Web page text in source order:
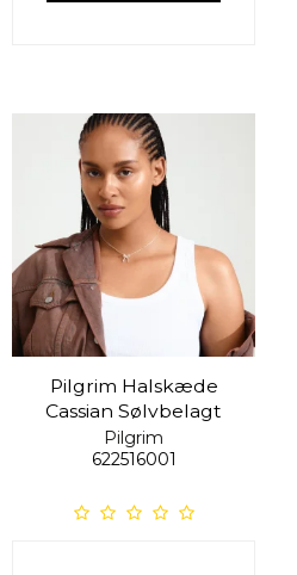
Pilgrim Halskæde
Cassian Sølvbelagt
Pilgrim
622516001